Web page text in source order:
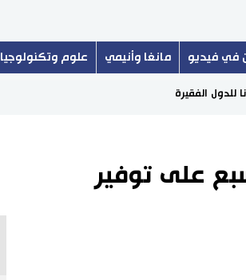
في فيديو مانغا وأنيمي علوم وتكنولوجيا
للدول الفقيرة
على توفير